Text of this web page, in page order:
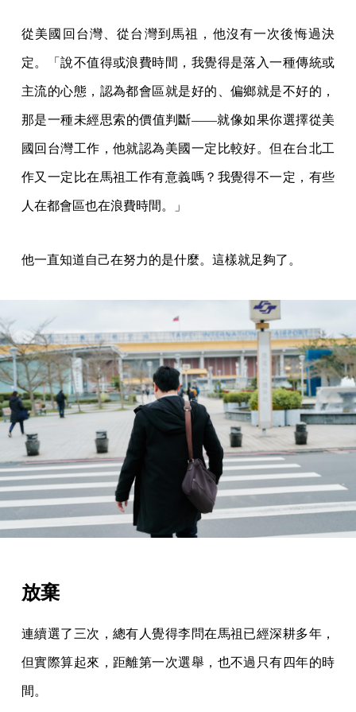
從美國回台灣、從台灣到馬祖，他沒有一次後悔過決
定。「說不值得或浪費時間，我覺得是落入一種傳統或
主流的心態，認為都會區就是好的、偏鄉就是不好的，
那是一種未經思索的價值判斷——就像如果你選擇從美
國回台灣工作，他就認為美國一定比較好。但在台北工
作又一定比在馬祖工作有意義嗎？我覺得不一定，有些
人在都會區也在浪費時間。」
他一直知道自己在努力的是什麼。這樣就足夠了。
放棄
連續選了三次，總有人覺得李問在馬祖已經深耕多年，
但實際算起來，距離第一次選舉，也不過只有四年的時
間。